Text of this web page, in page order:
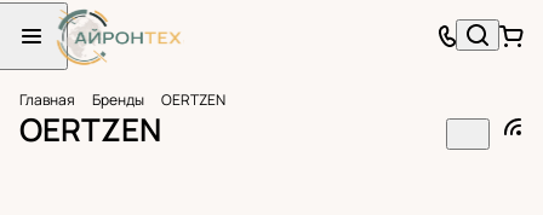
Главная Бренды OERTZEN
OERTZEN